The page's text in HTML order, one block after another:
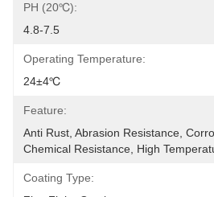
PH (20℃):
4.8-7.5
Operating Temperature:
24±4℃
Feature:
Anti Rust, Abrasion Resistance,
Chemical Resistance, High
Coating Type: